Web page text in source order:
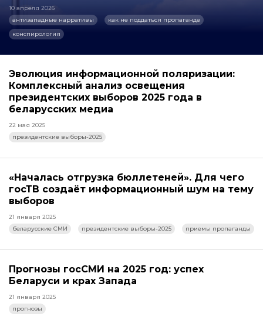
10 апреля 2026
антизападные нарративы
как не поддаться пропаганде
конспирология
Эволюция информационной поляризации:
Комплексный анализ освещения
президентских выборов 2025 года в
беларусских медиа
22 мая 2025
президентские выборы-2025
«Началась отгрузка бюллетеней». Для чего
госТВ создаёт информационный шум на тему
выборов
21 января 2025
беларусские СМИ
президентские выборы-2025 приемы пропаганды
Прогнозы госСМИ на 2025 год: успех
Беларуси и крах Запада
21 января 2025
прогнозы